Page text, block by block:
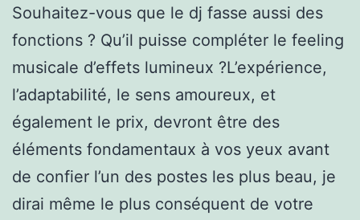
Souhaitez-vous que le dj fasse aussi des
fonctions ? Qu’il puisse compléter le feeling
musicale d’effets lumineux ?L’expérience,
l’adaptabilité, le sens amoureux, et
également le prix, devront être des
éléments fondamentaux à vos yeux avant
de confier l’un des postes les plus beau, je
dirai même le plus conséquent de votre